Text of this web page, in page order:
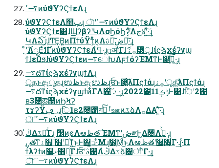
࠷ߴͷύϑΥʔϚϯεΛɻ
ύϑΥʔϚϯεΛ௥ٻɻ ৗʹ࠷ߴͷύϑΥʔϚϯεΛɻ
ύϑΥʔϚϯε͸ɺϢʔβʔʹԿΛσϦόϦʔ͔ͨ͠Λج४ʹ͍ͯ͠·͢ɻ
ԿΛఏڙ͠ɺͲΕ͙Β͍ͷΠϯύΫτ͕͋ͬͨͷ͔Λࢉఆ͠ڞ༗͠·͢ɻ
ͦ͜ʹ࣌ؒΛೖΕͯɺ࣌ؒ͋ͨΓͷύϑΥʔϚϯεΛߟ͑·͢ɻஈऔΓɺ࡞ۀޮ཰ੑɺίϛϡχέʔγϣ
ϯɺεΩϧɺύϑΥʔϚϯεͷ࠷େԽΛϝϯόʔΈΜͳͰ௥ٻ͍ͯ͠·͢ɻ
࠷దͳίϛϡχέʔγϣϯΛɻ
ूதͱඇूதɻಉظͱඇಉظɻਓͱ࿩͍ͨ͠λΠϛϯάɻ࡞ۀʹूத͍ͨ͠λΠϛϯάɻ
࠷దͳίϛϡχέʔγϣϯͷ͋ΓํΛ໛ࡧ͍ͯ͠·͢ɻ2022೥11݄ݱࡏͰ͸ɺिʹ2೔
ʙ3೔ఔ౓ͷϦϞʔ
τϫʔΫ؀ڥɻि1ʙ2೔͸ग़ࣾͯ͠ࡶஊͷػձΛ࡞ΔΑ͏ʹ͍ͯ͠·͢ɻ
ৗʹ࠷ߴͷύϑΥʔϚϯεΛɻ
ڭ͑Δػձͮ͘Γɻ ࣗ෼ͷֶͼΛఆظతʹΈΜͳʹڞ༗Ͱ͖Δ৔Λ࡞͍ͬͯ·͢ɻ
ϯλʔϯͷ໳ށ΋։͍͓ͯΓɺਓʹ࢓ࣄΛڭ͑Δػձ͸ৗʹ͋Γ·͢ɻ
ৗʹ࠷ߴͷύϑΥʔϚϯεΛɻ